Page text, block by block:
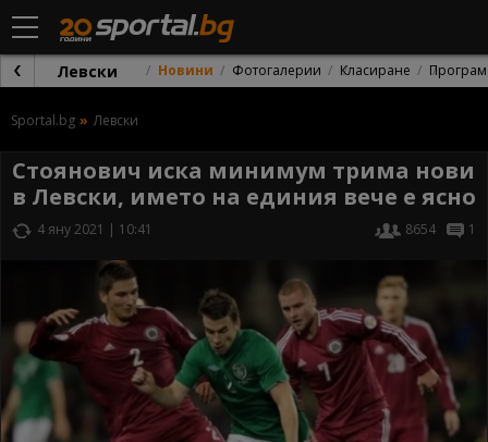
Левски Новини Фотогалерии Класиране
Sportal.bg Левски
Стоянович иска минимум трима нови
в Левски, името на единия вече е ясно
4 яну 2021 | 10:41 8654 1